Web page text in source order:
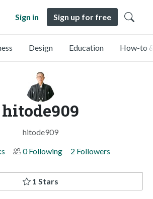
Sign in Sign up for free
Design Education How-to
hitode909
hitode909
0 Following 2 Followers
1 Stars